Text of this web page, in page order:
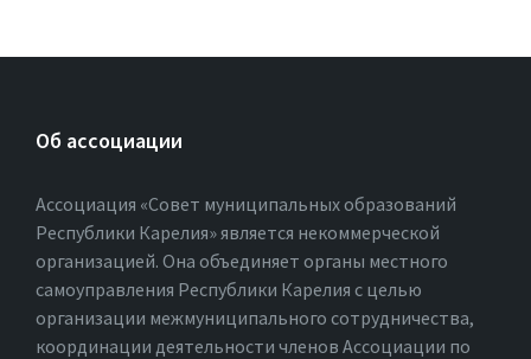
Об ассоциации
Ассоциация «Совет муниципальных образований
Республики Карелия» является некоммерческой
организацией. Она объединяет органы местного
самоуправления Республики Карелия с целью
организации межмуниципального сотрудничества,
координации деятельности членов Ассоциации по